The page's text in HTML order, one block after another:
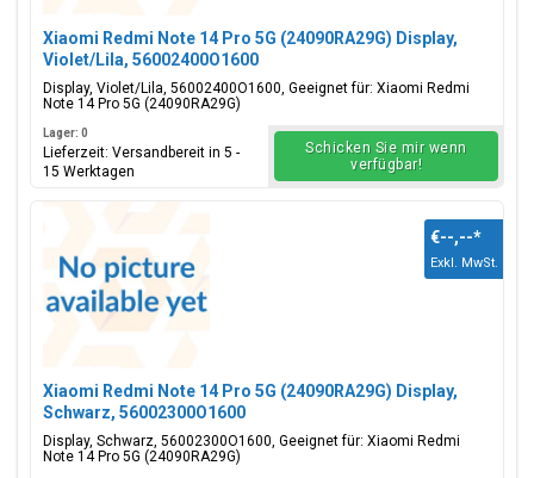
Xiaomi Redmi Note 14 Pro 5G (24090RA29G) Display,
Violet/Lila, 56002400O1600
Display, Violet/Lila, 56002400O1600, Geeignet für: Xiaomi Redmi
Note 14 Pro 5G (24090RA29G)
Lager: 0
Lieferzeit: Versandbereit in 5 -
15 Werktagen
Schicken Sie mir wenn
verfügbar!
Xiaomi Redmi Note 14 Pro 5G (24090RA29G) Display,
Schwarz, 56002300O1600
Display, Schwarz, 56002300O1600, Geeignet für: Xiaomi Redmi
Note 14 Pro 5G (24090RA29G)
€--,--*
Exkl. MwSt.